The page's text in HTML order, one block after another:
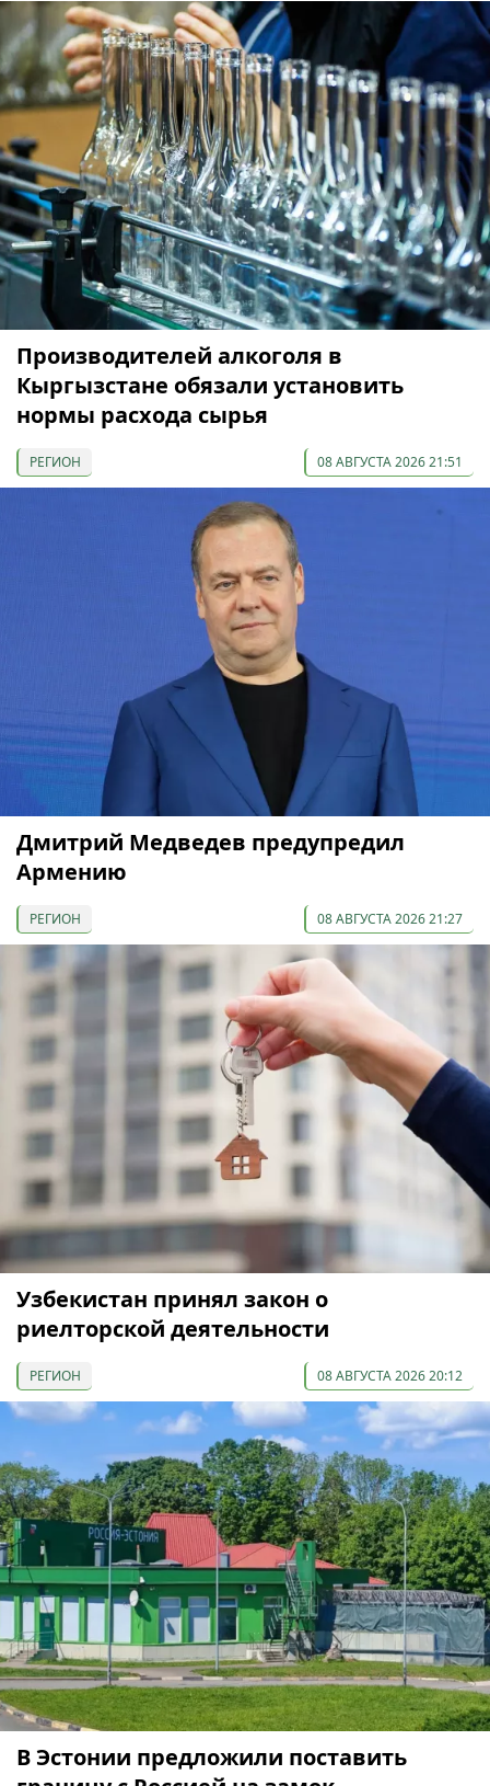
Производителей алкоголя в
Кыргызстане обязали установить
нормы расхода сырья
РЕГИОН 08 АВГУСТА 2026 21:51
Дмитрий Медведев предупредил
Армению
РЕГИОН 08 АВГУСТА 2026 21:27
Узбекистан принял закон о
риелторской деятельности
РЕГИОН 08 АВГУСТА 2026 20:12
В Эстонии предложили поставить